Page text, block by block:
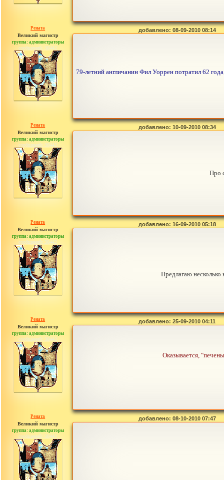
Рената
Великий магистр
группа: администраторы
сообщений: 30442
добавлено: 08-09-2010 08:14
79-летний англичанин Фил Уоррен потратил 62
Рената
Великий магистр
группа: администраторы
сообщений: 30442
добавлено: 10-09-2010 08:34
Про
Рената
Великий магистр
группа: администраторы
сообщений: 30442
добавлено: 16-09-2010 05:18
Предлагаю
Рената
Великий магистр
группа: администраторы
сообщений: 30442
добавлено: 25-09-2010 04:11
Оказывается,
Рената
Великий магистр
группа: администраторы
сообщений: 30442
добавлено: 08-10-2010 07:47